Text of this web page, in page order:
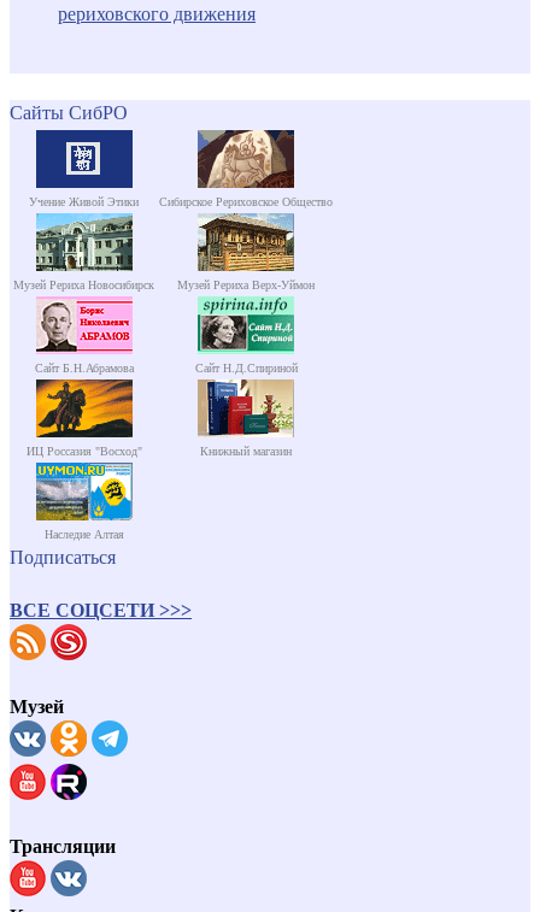
рериховского движения
Сайты СибРО
Учение Живой Этики Сибирское Рериховское Общество
Музей Рериха Новосибирск Музей Рериха Верх-Уймон
Сайт Б.Н.Абрамова Сайт Н.Д.Спириной
ИЦ Россазия "Восход" Книжный магазин
Наследие Алтая
Подписаться
ВСЕ СОЦСЕТИ >>>
Музей
Трансляции